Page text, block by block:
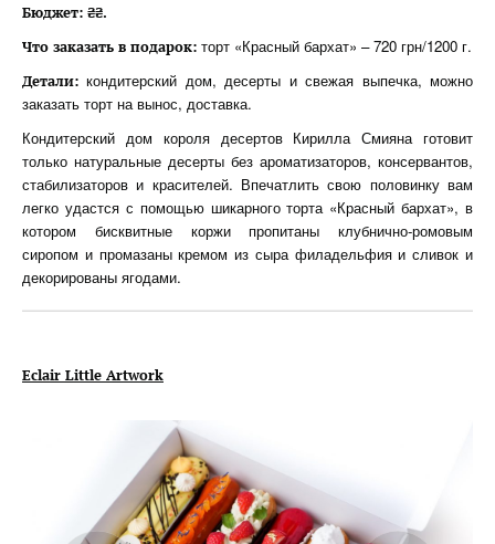
Бюджет: ₴₴.
Что заказать в подарок: торт «Красный бархат» – 720 грн/1200 г.
Детали: кондитерский дом, десерты и свежая выпечка, можно
заказать торт на вынос, доставка.
Кондитерский дом короля десертов Кирилла Смияна готовит
только натуральные десерты без ароматизаторов, консервантов,
стабилизаторов и красителей. Впечатлить свою половинку вам
легко удастся с помощью шикарного торта «Красный бархат», в
котором бисквитные коржи пропитаны клубнично-ромовым
сиропом и промазаны кремом из сыра филадельфия и сливок и
декорированы ягодами.
Eclair Little Artwork